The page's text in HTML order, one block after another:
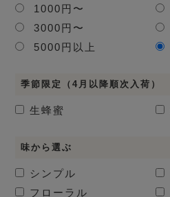
1000円〜
3000円〜
5000円以上
季節限定（4月以降順次入荷）
生蜂蜜
味から選ぶ
シンプル
フローラル